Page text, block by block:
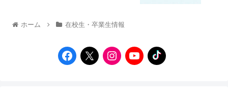
ホーム 在校生・卒業生情報